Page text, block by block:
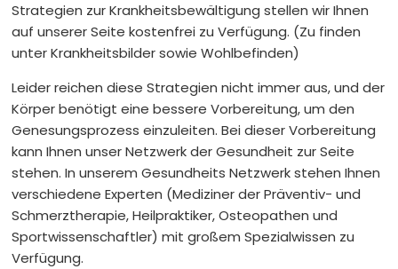
Strategien zur Krankheitsbewältigung stellen wir Ihnen
auf unserer Seite kostenfrei zu Verfügung. (Zu finden
unter Krankheitsbilder sowie Wohlbefinden)
Leider reichen diese Strategien nicht immer aus, und der
Körper benötigt eine bessere Vorbereitung, um den
Genesungsprozess einzuleiten. Bei dieser Vorbereitung
kann Ihnen unser Netzwerk der Gesundheit zur Seite
stehen. In unserem Gesundheits Netzwerk stehen Ihnen
verschiedene Experten (Mediziner der Präventiv- und
Schmerztherapie, Heilpraktiker, Osteopathen und
Sportwissenschaftler) mit großem Spezialwissen zu
Verfügung.